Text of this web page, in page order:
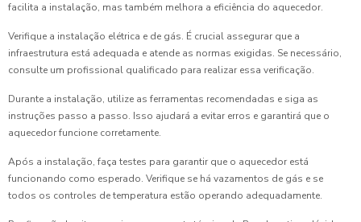
facilita a instalação, mas também melhora a eficiência do aquecedor.
Verifique a instalação elétrica e de gás. É crucial assegurar que a
infraestrutura está adequada e atende as normas exigidas. Se necessário,
consulte um profissional qualificado para realizar essa verificação.
Durante a instalação, utilize as ferramentas recomendadas e siga as
instruções passo a passo. Isso ajudará a evitar erros e garantirá que o
aquecedor funcione corretamente.
Após a instalação, faça testes para garantir que o aquecedor está
funcionando como esperado. Verifique se há vazamentos de gás e se
todos os controles de temperatura estão operando adequadamente.